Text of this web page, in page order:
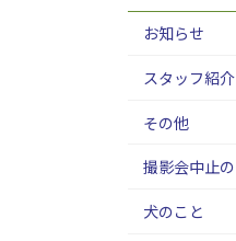
お知らせ
スタッフ紹介
その他
撮影会中止
犬のこと